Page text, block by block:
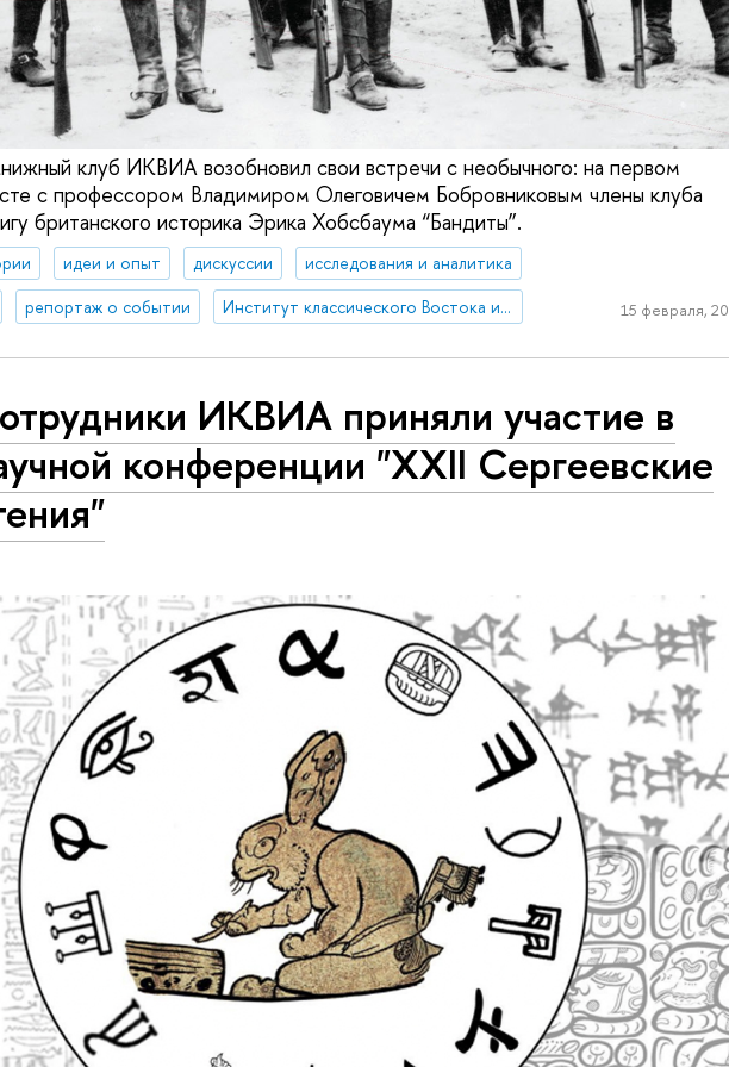
клуб ИКВИА возобновил свои встречи с необычного: на первом
с профессором Владимиром Олеговичем Бобровниковым члены клуба
британского историка Эрика Хобсбаума “Бандиты”.
идеи и опыт дискуссии
исследования и аналитика
репортаж о событии Институт классического Востока и античности 15 февраля,
ИКВИА приняли участие в
конференции "XXII Сергеевские